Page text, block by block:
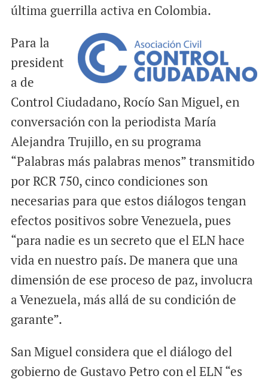
última guerrilla activa en Colombia.
Para la
president
a de
Control Ciudadano, Rocío San Miguel, en
conversación con la periodista María
Alejandra Trujillo, en su programa
“Palabras más palabras menos” transmitido
por RCR 750, cinco condiciones son
necesarias para que estos diálogos tengan
efectos positivos sobre Venezuela, pues
“para nadie es un secreto que el ELN hace
vida en nuestro país. De manera que una
dimensión de ese proceso de paz, involucra
a Venezuela, más allá de su condición de
garante”.
San Miguel considera que el diálogo del
gobierno de Gustavo Petro con el ELN “es